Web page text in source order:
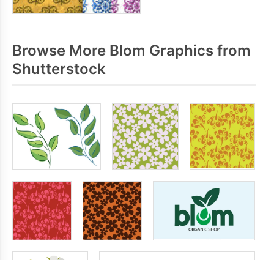
Browse More Blom Graphics from
Shutterstock